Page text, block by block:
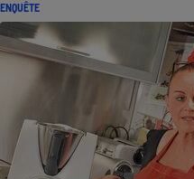
ENQUÊTE